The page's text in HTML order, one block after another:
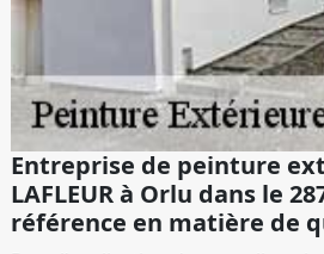
Entreprise de peinture
LAFLEUR à Orlu dans le
référence en matière de